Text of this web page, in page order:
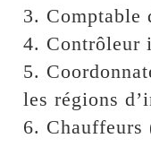
3. Comptable
4. Contrôleur
5.
les régions
6. Chauffeurs